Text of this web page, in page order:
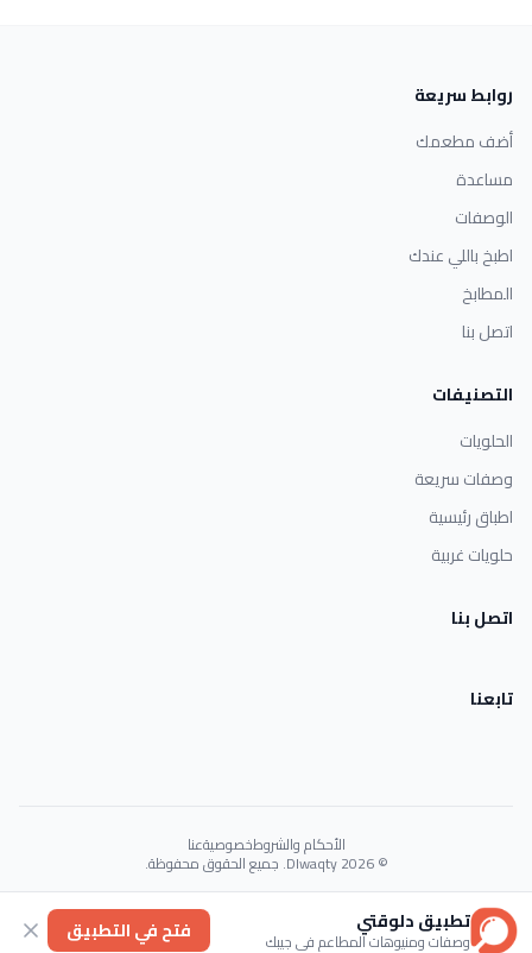
روابط سريعة
أضف مطعمك
مساعدة
الوصفات
اطبخ باللي عندك
المطابخ
اتصل بنا
التصنيفات
الحلويات
وصفات سريعة
اطباق رئيسية
حلويات غربية
اتصل بنا
تابعنا
الأحكام والشروطخصوصيةعنا
© 2026 Dlwaqty. جميع الحقوق محفوظة.
Powered byGAIT
تطبيق دلوقتي
وصفات ومنيوهات المطاعم في جيبك فتح في التطبيق